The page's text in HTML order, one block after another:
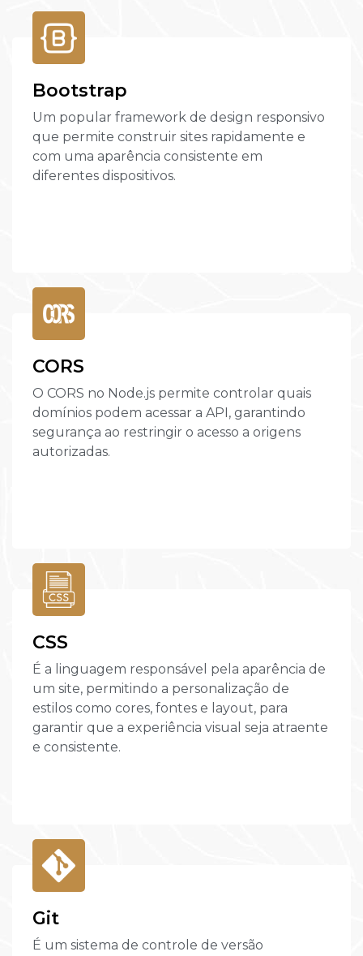
Bootstrap
Um popular framework de design responsivo
que permite construir sites rapidamente e
com uma aparência consistente em
diferentes dispositivos.
CORS
O CORS no Node.js permite controlar quais
domínios podem acessar a API, garantindo
segurança ao restringir o acesso a origens
autorizadas.
CSS
É a linguagem responsável pela aparência de
um site, permitindo a personalização de
estilos como cores, fontes e layout, para
garantir que a experiência visual seja atraente
e consistente.
Git
É um sistema de controle de versão